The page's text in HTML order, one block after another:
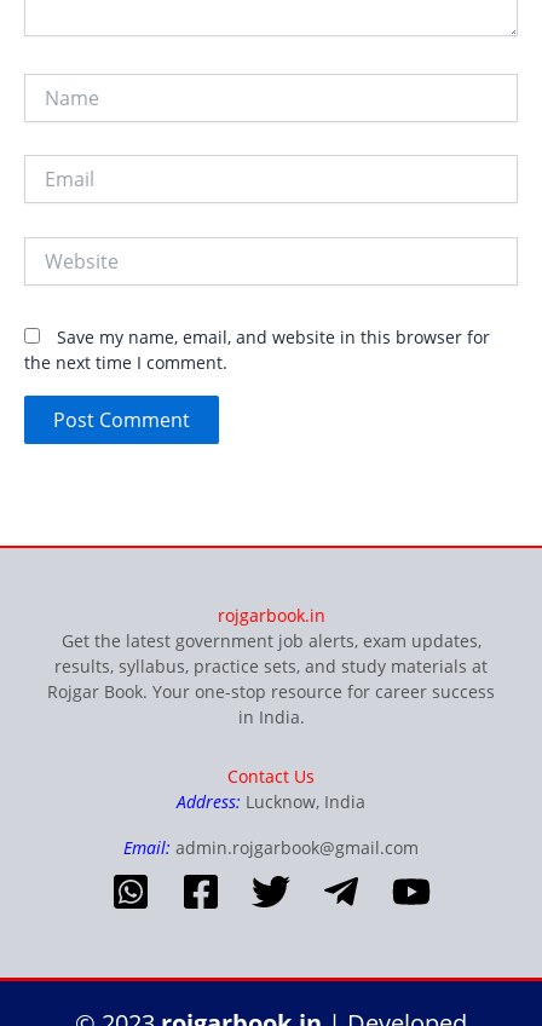
Save my name, email, and website in this browser for
the next time I comment.
rojgarbook.in
Get the latest government job alerts, exam updates,
results, syllabus, practice sets, and study materials at
Rojgar Book. Your one-stop resource for career success
in India.
Contact Us
Address: Lucknow, India
Email: admin.rojgarbook@gmail.com